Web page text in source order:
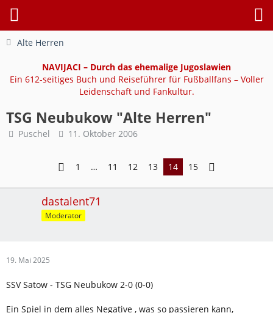
Alte Herren
NAVIJACI – Durch das ehemalige Jugoslawien
Ein 612-seitiges Buch und Reiseführer für Fußballfans – Voller
Leidenschaft und Fankultur.
TSG Neubukow "Alte Herren"
Puschel 11. Oktober 2006
1 … 11 12 13 14 15
dastalent71
Moderator
19. Mai 2025
SSV Satow - TSG Neubukow 2-0 (0-0)
Ein Spiel in dem alles Negative , was so passieren kann,